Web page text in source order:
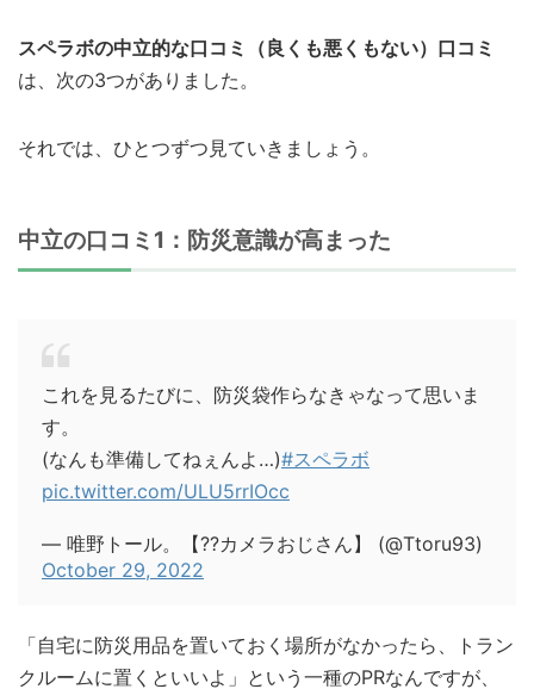
スペラボの中立的な口コミ（良くも悪くもない）口コミ
は、次の3つがありました。
それでは、ひとつずつ見ていきましょう。
中立の口コミ1：防災意識が高まった
これを見るたびに、防災袋作らなきゃなって思いま
す。
(なんも準備してねぇんよ…)#スペラボ
pic.twitter.com/ULU5rrIOcc
— 唯野トール。【??カメラおじさん】 (@Ttoru93)
October 29, 2022
「自宅に防災用品を置いておく場所がなかったら、トラン
クルームに置くといいよ」という一種のPRなんですが、